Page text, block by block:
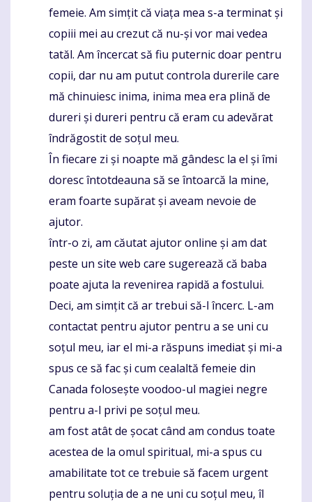
femeie. Am simțit că viața mea s-a terminat și
copiii mei au crezut că nu-și vor mai vedea
tatăl. Am încercat să fiu puternic doar pentru
copii, dar nu am putut controla durerile care
mă chinuiesc inima, inima mea era plină de
dureri și dureri pentru că eram cu adevărat
îndrăgostit de soțul meu.
În fiecare zi și noapte mă gândesc la el și îmi
doresc întotdeauna să se întoarcă la mine,
eram foarte supărat și aveam nevoie de
ajutor.
într-o zi, am căutat ajutor online și am dat
peste un site web care sugerează că baba
poate ajuta la revenirea rapidă a fostului.
Deci, am simțit că ar trebui să-l încerc. L-am
contactat pentru ajutor pentru a se uni cu
soțul meu, iar el mi-a răspuns imediat și mi-a
spus ce să fac și cum cealaltă femeie din
Canada folosește voodoo-ul magiei negre
pentru a-l privi pe soțul meu.
am fost atât de șocat când am condus toate
acestea de la omul spiritual, mi-a spus cu
amabilitate tot ce trebuie să facem urgent
pentru soluția de a ne uni cu soțul meu, îl